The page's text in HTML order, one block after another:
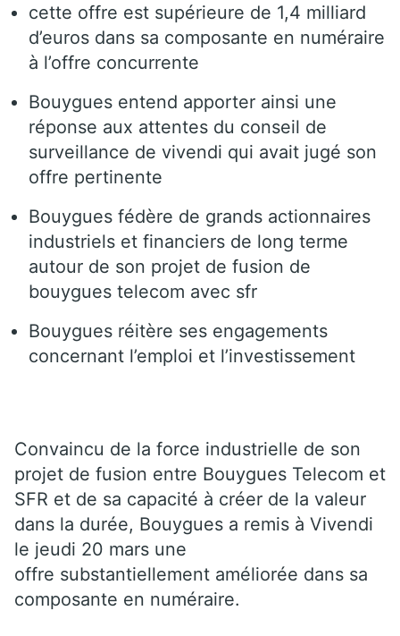
cette offre est supérieure de 1,4 milliard
d’euros dans sa composante en numéraire
à l’offre concurrente
Bouygues entend apporter ainsi une
réponse aux attentes du conseil de
surveillance de vivendi qui avait jugé son
offre pertinente
Bouygues fédère de grands actionnaires
industriels et financiers de long terme
autour de son projet de fusion de
bouygues telecom avec sfr
Bouygues réitère ses engagements
concernant l’emploi et l’investissement
Convaincu de la force industrielle de son
projet de fusion entre Bouygues Telecom et
SFR et de sa capacité à créer de la valeur
dans la durée, Bouygues a remis à Vivendi
le jeudi 20 mars une
offre substantiellement améliorée dans sa
composante en numéraire.